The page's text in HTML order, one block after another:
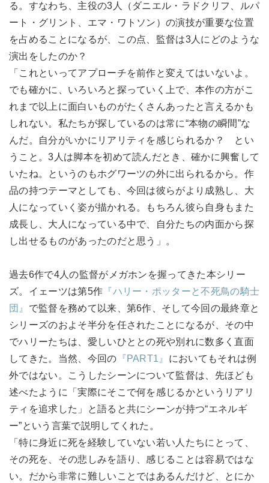
る。すなわち、主役の3人（ダニエル・ラドクリフ、ルパ
ート・グリント、エマ・ワトソン）の演技が重要な位置
を占めることになるが、この点、監督は3人にどのような
演出をしたのか？
「これといってアプローチを前作と変えてはいないよ。
でも確かに、いろいろと探っていく上で、本作の方がこ
れまで以上に面白いものがたくさんあったと言えるかも
しれない。私たちが探しているのは常に“本物の瞬間”な
んだ。自分がいかにリアリティを感じられるか？ とい
うこと。3人は脚本を初めて読んだとき、確かに興奮して
いたね。というのもホグワーツの外に出られるから。作
品の持つテーマとしても、今回は彼らがより成熟し、大
人になっていく姿が描かれる。もちろん彼ら自身もまた
成長し、大人になっている中で、自分たちの内面から探
し出せるものがあったのだと思う」。
過去6作で4人の監督がメガホンを握ってきた本シリー
ズ。イェーツは第5作 『ハリー・ポッターと不死鳥の騎士
団』 で監督を務めて以来、第6作、そして今回の最終章と
シリーズのおよそ半分を任されたことになるが、その中
でハリーたちは、愛しいひととの死や別れに数多く直面
してきた。当然、今回の 『PART1』 においてもそれは例
外ではない。こうしたシーンについて監督は、先ほども
述べたように「実際にそこで何を感じるかというリアリ
ティを追求した」と語ると共にシーンが持つ“エネルギ
ー”という言葉で説明してくれた。
「特に身近に死を経験していない若い人たちにとって、
その死を、その悲しみを語り、感じることは容易ではな
い。だから非常に難しいことではあるんだけど、とにか